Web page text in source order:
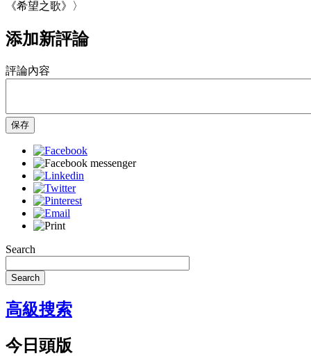
《希望之歌》〉
添加新評論
評論內容
保存
Search
Search
高級搜索
今日頭版